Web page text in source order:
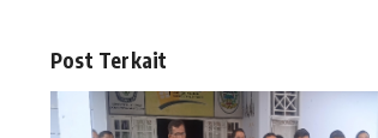
Post Terkait